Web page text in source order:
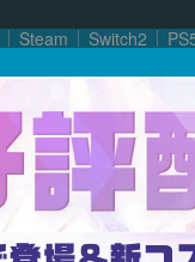
Steam Switch2